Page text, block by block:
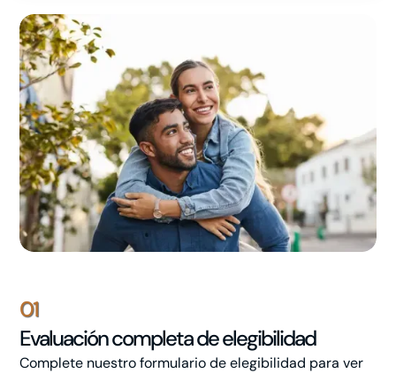
01
Evaluación completa de elegibilidad
Complete nuestro formulario de elegibilidad para ver